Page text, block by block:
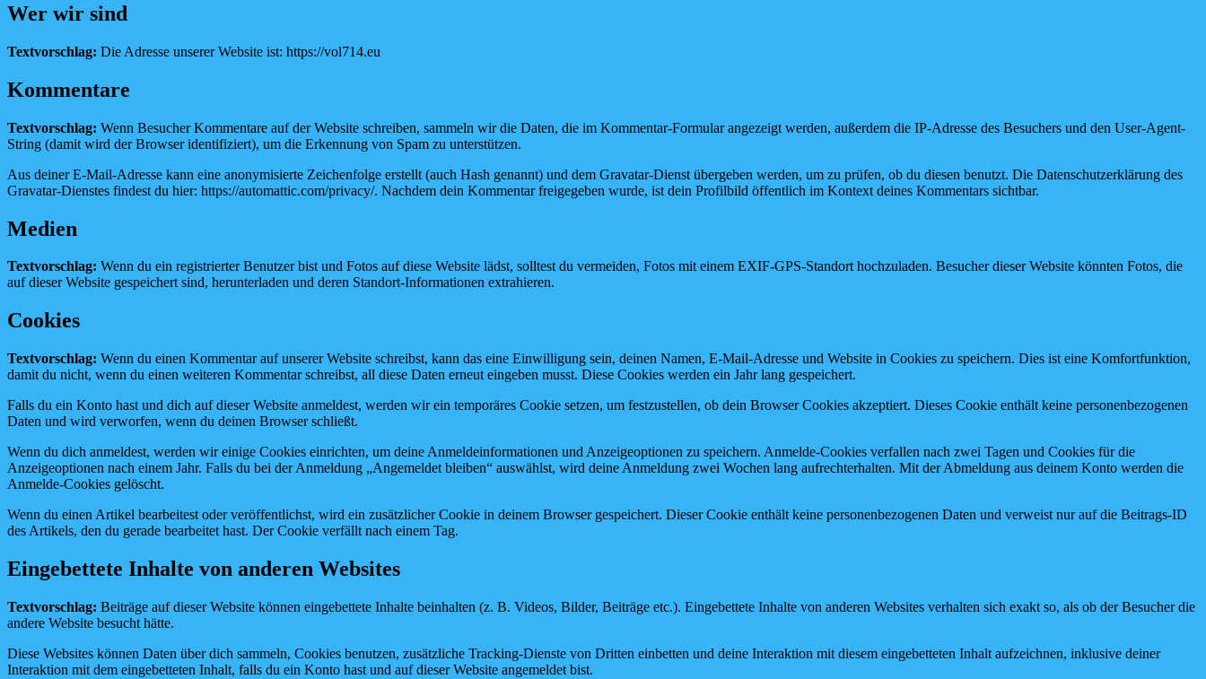
Wer wir sind
Textvorschlag: Die Adresse unserer Website ist: https://vol714.eu
Kommentare
Textvorschlag: Wenn Besucher Kommentare auf der Website schreiben, sammeln wir die Daten, die im Kommentar-Formular angezeigt werden, außerdem die IP-Adresse des Besuchers und den User-Agent-
String (damit wird der Browser identifiziert), um die Erkennung von Spam zu unterstützen.
Aus deiner E-Mail-Adresse kann eine anonymisierte Zeichenfolge erstellt (auch Hash genannt) und dem Gravatar-Dienst übergeben werden, um zu prüfen, ob du diesen benutzt. Die Datenschutzerklärung des
Gravatar-Dienstes findest du hier: https://automattic.com/privacy/. Nachdem dein Kommentar freigegeben wurde, ist dein Profilbild öffentlich im Kontext deines Kommentars sichtbar.
Medien
Textvorschlag: Wenn du ein registrierter Benutzer bist und Fotos auf diese Website lädst, solltest du vermeiden, Fotos mit einem EXIF-GPS-Standort hochzuladen. Besucher dieser Website könnten Fotos, die
auf dieser Website gespeichert sind, herunterladen und deren Standort-Informationen extrahieren.
Cookies
Textvorschlag: Wenn du einen Kommentar auf unserer Website schreibst, kann das eine Einwilligung sein, deinen Namen, E-Mail-Adresse und Website in Cookies zu speichern. Dies ist eine Komfortfunktion,
damit du nicht, wenn du einen weiteren Kommentar schreibst, all diese Daten erneut eingeben musst. Diese Cookies werden ein Jahr lang gespeichert.
Falls du ein Konto hast und dich auf dieser Website anmeldest, werden wir ein temporäres Cookie setzen, um festzustellen, ob dein Browser Cookies akzeptiert. Dieses Cookie enthält keine personenbezogenen
Daten und wird verworfen, wenn du deinen Browser schließt.
Wenn du dich anmeldest, werden wir einige Cookies einrichten, um deine Anmeldeinformationen und Anzeigeoptionen zu speichern. Anmelde-Cookies verfallen nach zwei Tagen und Cookies für die
Anzeigeoptionen nach einem Jahr. Falls du bei der Anmeldung „Angemeldet bleiben“ auswählst, wird deine Anmeldung zwei Wochen lang aufrechterhalten. Mit der Abmeldung aus deinem Konto werden die
Anmelde-Cookies gelöscht.
Wenn du einen Artikel bearbeitest oder veröffentlichst, wird ein zusätzlicher Cookie in deinem Browser gespeichert. Dieser Cookie enthält keine personenbezogenen Daten und verweist nur auf die Beitrags-ID
des Artikels, den du gerade bearbeitet hast. Der Cookie verfällt nach einem Tag.
Eingebettete Inhalte von anderen Websites
Textvorschlag: Beiträge auf dieser Website können eingebettete Inhalte beinhalten (z. B. Videos, Bilder, Beiträge etc.). Eingebettete Inhalte von anderen Websites verhalten sich exakt so, als ob der Besucher die
andere Website besucht hätte.
Diese Websites können Daten über dich sammeln, Cookies benutzen, zusätzliche Tracking-Dienste von Dritten einbetten und deine Interaktion mit diesem eingebetteten Inhalt aufzeichnen, inklusive deiner
Interaktion mit dem eingebetteten Inhalt, falls du ein Konto hast und auf dieser Website angemeldet bist.